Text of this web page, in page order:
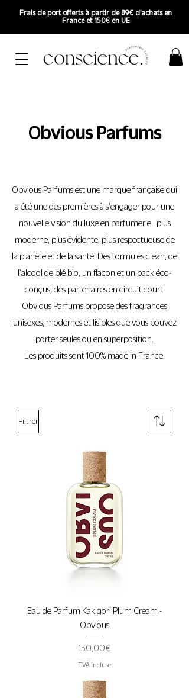
Frais de port offerts à partir de 89€ d'achats en
France et 150€ en UE
Obvious Parfums
Obvious Parfums est une marque française qui
a été une des premières à s'engager pour une
nouvelle vision du luxe en parfumerie : plus
moderne, plus évidente, plus respectueuse de
la planète et de la santé. Des formules clean, de
l'alcool de blé bio, un flacon et un pack éco-
conçus, des partenaires en circuit court.
Obvious Parfums propose des fragrances
unisexes, modernes et lisibles que vous pouvez
porter seules ou en superposition.
Les produits sont 100% made in France.
Filtrer
Eau de Parfum Kakigori Plum Cream -
Obvious
Prix
150,00 €
TVA Incluse